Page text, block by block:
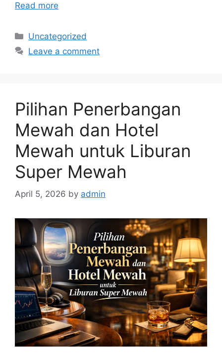
Read more
Categories
Uncategorized
Leave a comment
Pilihan Penerbangan
Mewah dan Hotel
Mewah untuk Liburan
Super Mewah
April 5, 2026 by admin